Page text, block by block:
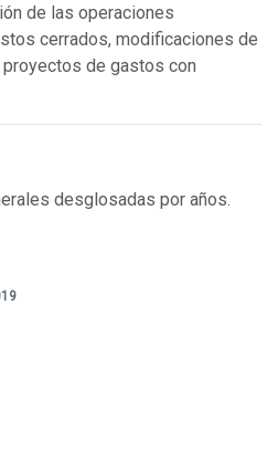
de las operaciones
cerrados, modificaciones de
de gastos con
desglosadas por años.